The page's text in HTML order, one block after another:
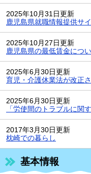
2025年10月31日更新
鹿児島県就職情報提供サ
2025年10月27日更新
鹿児島県の最低賃金につ
2025年6月30日更新
育児・介護休業法が改正
2025年6月30日更新
「労使間のトラブルに関
2017年3月30日更新
枕崎での暮らし
基本情報